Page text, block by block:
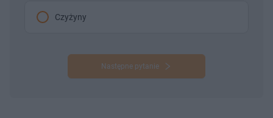
Czyżyny
Następne pytanie